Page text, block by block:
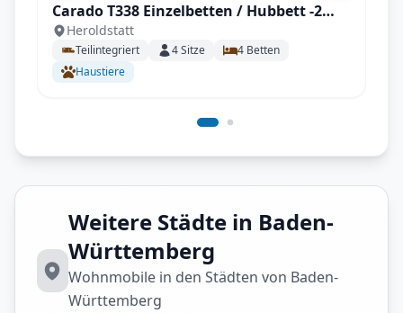
Carado T338 Einzelbetten / Hubbett -2
(Navi, Sat, TV, Markise, Kamera, Tisch,
Stühle, Fahrradträger)
Heroldstatt
Teilintegriert 4Sitze 4 Betten
Haustiere
Weitere Städte in Baden-
Württemberg
Wohnmobile in den Städten von Baden-
Württemberg